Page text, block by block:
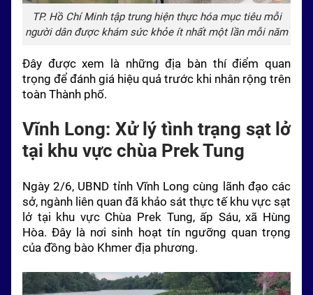
TP. Hồ Chí Minh tập trung hiện thực hóa mục tiêu mỗi
người dân được khám sức khỏe ít nhất một lần mỗi năm
Đây được xem là những địa bàn thí điểm quan
trọng để đánh giá hiệu quả trước khi nhân rộng trên
toàn Thành phố.
Vĩnh Long: Xử lý tình trạng sạt lở
tại khu vực chùa Prek Tung
Ngày 2/6, UBND tỉnh Vĩnh Long cùng lãnh đạo các
sở, ngành liên quan đã khảo sát thực tế khu vực sạt
lở tại khu vực Chùa Prek Tung, ấp Sáu, xã Hùng
Hòa. Đây là nơi sinh hoạt tín ngưỡng quan trọng
của đồng bào Khmer địa phương.